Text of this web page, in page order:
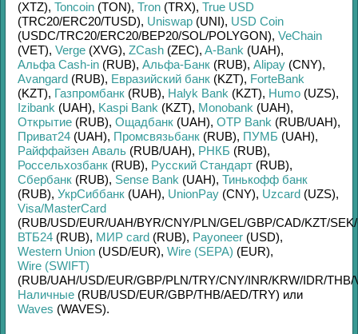
(XTZ), Toncoin (TON), Tron (TRX), True USD
(TRC20/ERC20/TUSD), Uniswap (UNI), USD Coin
(USDC/TRC20/ERC20/BEP20/SOL/POLYGON), VeChain
(VET), Verge (XVG), ZCash (ZEC), A-Bank (UAH),
Альфа Cash-in (RUB), Альфа-Банк (RUB), Alipay (CNY),
Avangard (RUB), Евразийский банк (KZT), ForteBank
(KZT), Газпромбанк (RUB), Halyk Bank (KZT), Humo (UZS),
Izibank (UAH), Kaspi Bank (KZT), Monobank (UAH),
Открытие (RUB), Ощадбанк (UAH), OTP Bank (RUB/UAH),
Приват24 (UAH), Промсвязьбанк (RUB), ПУМБ (UAH),
Райффайзен Аваль (RUB/UAH), РНКБ (RUB),
Россельхозбанк (RUB), Русский Стандарт (RUB),
Сбербанк (RUB), Sense Bank (UAH), Тинькофф банк
(RUB), УкрСиббанк (UAH), UnionPay (CNY), Uzcard (UZS),
Visa/MasterCard
(RUB/USD/EUR/UAH/BYR/CNY/PLN/GEL/GBP/CAD/KZT/SEK/
ВТБ24 (RUB), МИР card (RUB), Payoneer (USD),
Western Union (USD/EUR), Wire (SEPA) (EUR),
Wire (SWIFT)
(RUB/UAH/USD/EUR/GBP/PLN/TRY/CNY/INR/KRW/IDR/THB/
Наличные (RUB/USD/EUR/GBP/THB/AED/TRY) или
Waves (WAVES).